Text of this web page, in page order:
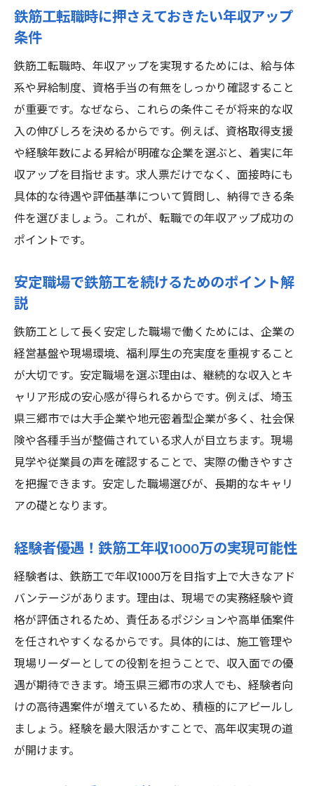
年収1000万を実現する鉄筋工の求人情報と
経験者必見！高年収求人の探し方と選び方
未経験からでも挑戦できる鉄筋工の魅力と将来
性
未経験から鉄筋工で年収1000万は目指せる
か
鉄筋工の仕事に未経験者が挑戦する際の魅
力
鉄筋工未経験者向け求人に注目するメリッ
ト
未経験から収入アップを実現する鉄筋工の
鉄筋工年収1000万を未経験で叶えるポイン
ト
三郷市の鉄筋工求人で実現するキャリアアップ
法
鉄筋工年収1000万へのキャリアアップ戦略
三郷市で鉄筋工として成長できる環境とは
資格取得が鉄筋工年収アップに与える影響
鉄筋工でキャリアアップするための実践法
プ
三郷市の鉄筋工求人で得られる昇給チャン
ス
経験者が語る年収アップの鉄筋工求人選びのコ
ツ
経験者が明かす鉄筋工年収1000万求人の選
択基準
鉄筋工経験者が高収入を得るための転職ポ
イント
年収アップを狙う鉄筋工求人の見極め方を
伝授
鉄筋工転職時に押さえておきたい年収アップ
条件
鉄筋工転職時、年収アップを実現するためには、給与体
系や昇給制度、資格手当の有無をしっかり確認すること
が重要です。なぜなら、これらの条件こそが将来的な収
入の伸びしろを決めるからです。例えば、資格取得支援
や経験年数による昇給が明確な企業を選ぶと、着実に年
収アップを目指せます。求人票だけでなく、面接時にも
具体的な待遇や評価基準について質問し、納得できる条
件を選びましょう。これが、転職での年収アップ成功の
ポイントです。
安定職場で鉄筋工を続けるためのポイント解
説
鉄筋工として長く安定した職場で働くためには、企業の
経営基盤や現場環境、福利厚生の充実度を重視すること
が大切です。安定職場を選ぶ理由は、継続的な収入とキ
ャリア形成の安心感が得られるからです。例えば、埼玉
県三郷市では大手企業や地元密着型企業が多く、社会保
険や各種手当が整備されている求人が目立ちます。現場
見学や従業員の声を確認することで、実際の働きやすさ
を把握できます。安定した職場選びが、長期的なキャリ
アの礎となります。
経験者優遇！鉄筋工年収1000万の実現可能性
経験者は、鉄筋工で年収1000万を目指す上で大きなアド
バンテージがあります。理由は、現場での実務経験や資
格が評価されるため、責任あるポジションや高単価案件
を任されやすくなるからです。具体的には、施工管理や
現場リーダーとしての役割を担うことで、収入面での優
遇が期待できます。埼玉県三郷市の求人でも、経験者向
けの高待遇案件が増えているため、積極的にアピールし
ましょう。経験を最大限活かすことで、高年収実現の道
が開けます。